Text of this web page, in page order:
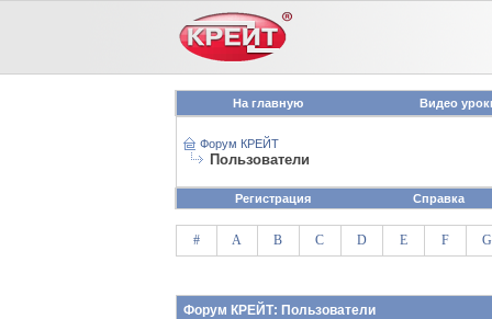
На главную Видео
Форум КРЕЙТ
Пользователи
Регистрация Справка
# A B C D E F G
Форум КРЕЙТ: Пользователи